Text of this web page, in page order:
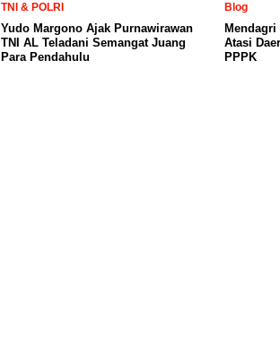
TNI & POLRI
Yudo Margono Ajak Purnawirawan
TNI AL Teladani Semangat Juang
Para Pendahulu
Blog
Atasi
PPPK